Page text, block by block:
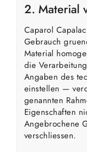
2. Material
Caparol
Gebrauch
Material
die
Angaben des
einstellen —
genannten
Eigenschaften
Angebrochene
verschliessen.